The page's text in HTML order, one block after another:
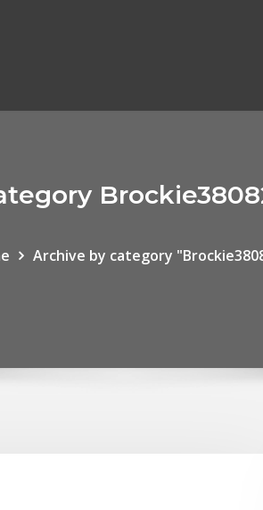
Archive by category